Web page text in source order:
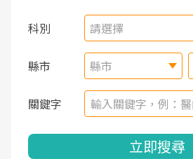
科別 請選擇
縣市 縣市
關鍵字
立即搜尋